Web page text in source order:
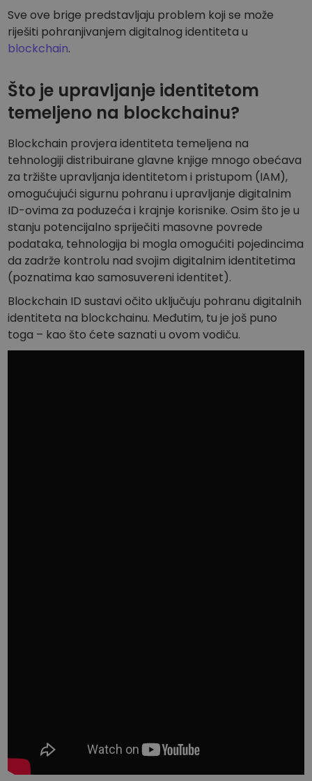
Sve ove brige predstavljaju problem koji se može
riješiti pohranjivanjem digitalnog identiteta u
blockchain.
Što je upravljanje identitetom
temeljeno na blockchainu?
Blockchain provjera identiteta temeljena na
tehnologiji distribuirane glavne knjige mnogo obećava
za tržište upravljanja identitetom i pristupom (IAM),
omogućujući sigurnu pohranu i upravljanje digitalnim
ID-ovima za poduzeća i krajnje korisnike. Osim što je u
stanju potencijalno spriječiti masovne povrede
podataka, tehnologija bi mogla omogućiti pojedincima
da zadrže kontrolu nad svojim digitalnim identitetima
(poznatima kao samosuvereni identitet).
Blockchain ID sustavi očito uključuju pohranu digitalnih
identiteta na blockchainu. Međutim, tu je još puno
toga – kao što ćete saznati u ovom vodiču.